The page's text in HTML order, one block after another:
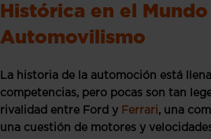
Histórica en el Mundo
Automovilismo
La historia de la automoción está
competencias, pero pocas son tan
rivalidad entre Ford y Ferrari, una
una cuestión de motores y